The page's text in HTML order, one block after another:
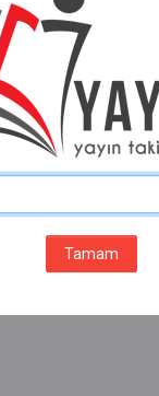
Tamam